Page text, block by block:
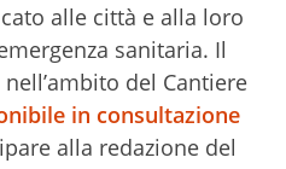
alle città e alla loro
sanitaria. Il
del Cantiere
in consultazione
alla redazione del